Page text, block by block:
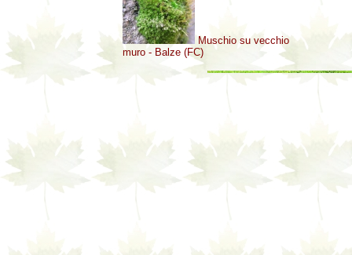
Muschio su vecchio
muro - Balze (FC)